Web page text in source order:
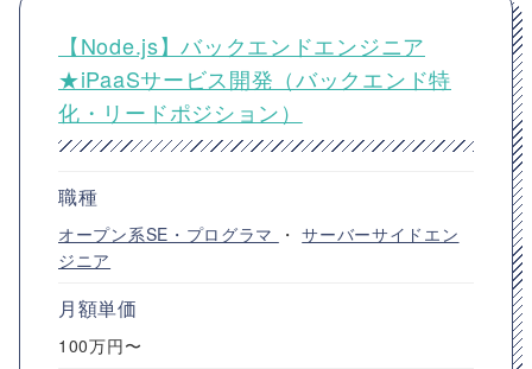
【Node.js】バックエンドエンジニア
★iPaaSサービス開発（バックエンド特
化・リードポジション）
職種
オープン系SE・プログラマ ・サーバーサイドエン
ジニア
月額単価
100万円〜